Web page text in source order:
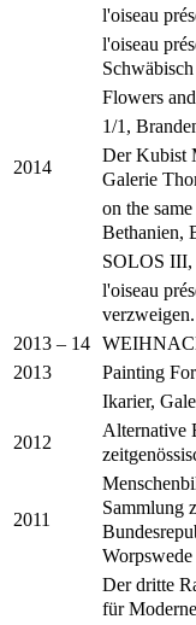
l'oiseau
l'oiseau
Flowers
1/1,
2014
Der Kubist
Galerie
on the
Bethanien,
SOLOS
l'oiseau
2013 – 14
2013
Painting
Ikarier,
2012
Alternative
2011
Sammlung
Worpswede
Der dritte
für